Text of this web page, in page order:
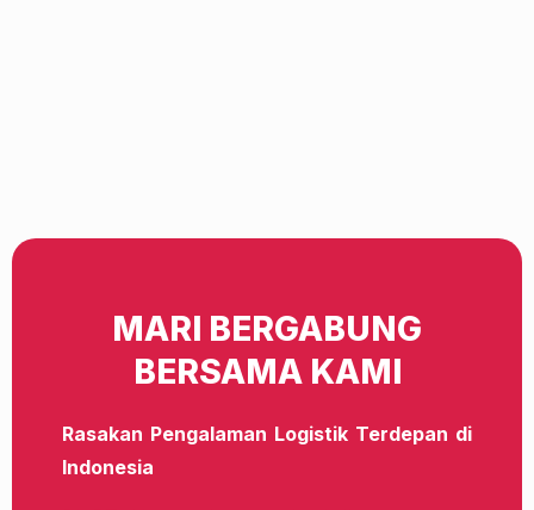
MARI BERGABUNG
BERSAMA KAMI
Rasakan Pengalaman Logistik Terdepan di
Indonesia